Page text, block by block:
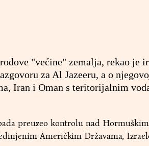
"većine" zemalja, rekao je
za Al Jazeeru, a o
Iran i Oman s teritorijalnim
preuzeo kontrolu nad
Američkim Državama,